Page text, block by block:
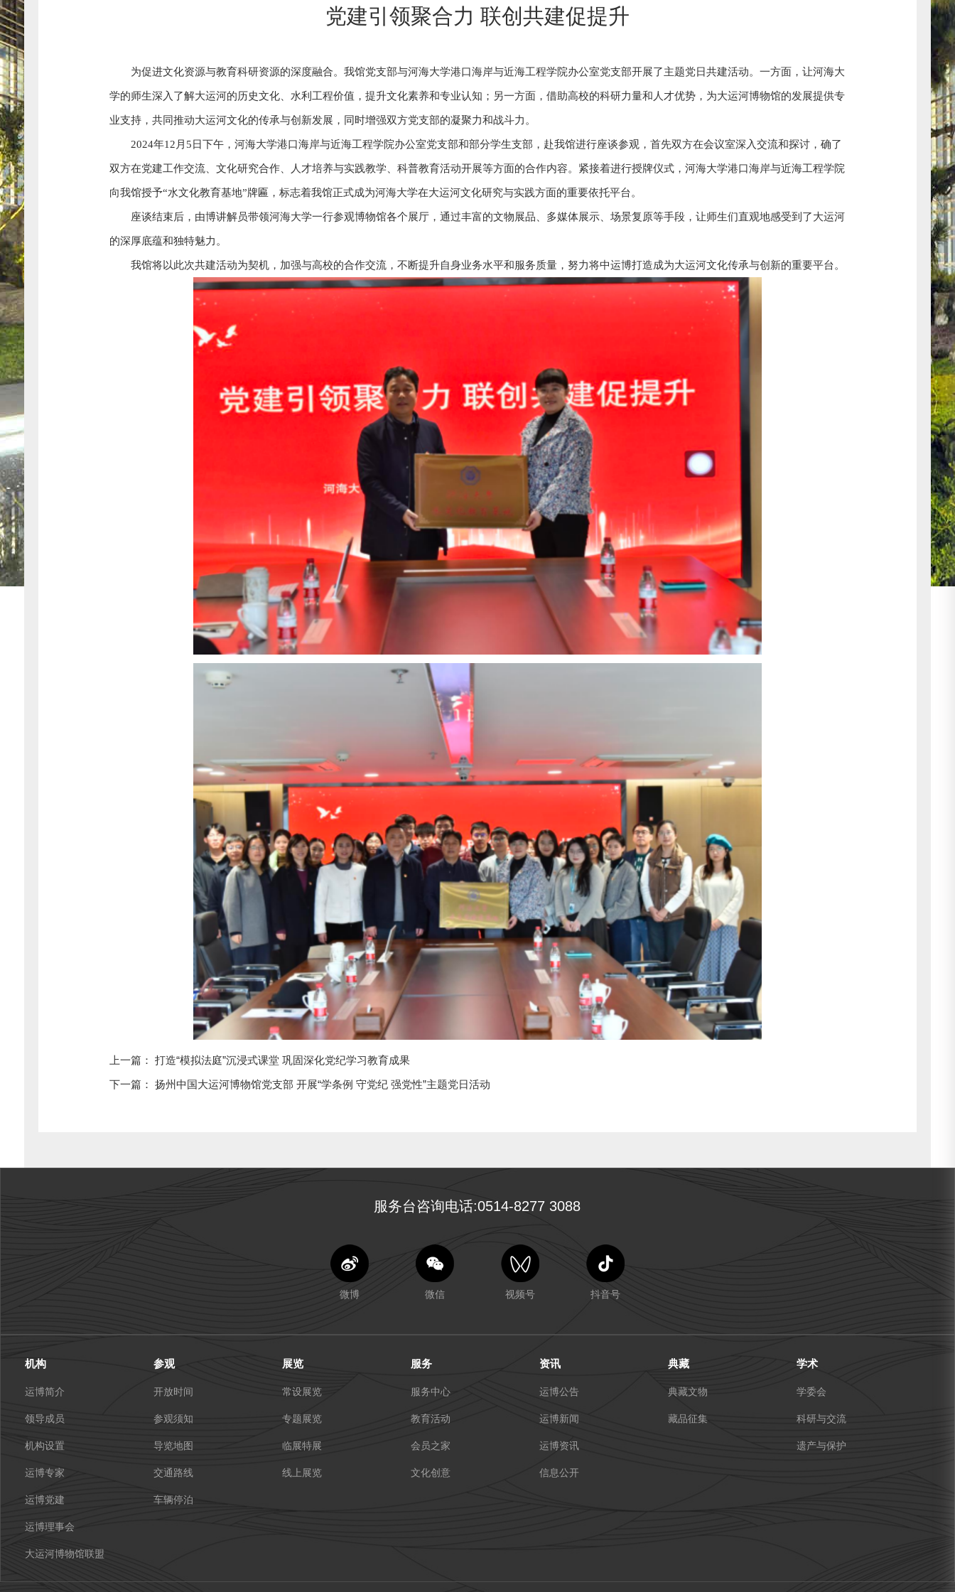
党建引领聚合力 联创共建促提升
为促进文化资源与教育科研资源的深度融合。我馆党支部与河海大学港口海岸与近海工程学院办公室党支部开展了主题党日共建活动。一方面，让河海大
学的师生深入了解大运河的历史文化、水利工程价值，提升文化素养和专业认知；另一方面，借助高校的科研力量和人才优势，为大运河博物馆的发展提供专
业支持，共同推动大运河文化的传承与创新发展，同时增强双方党支部的凝聚力和战斗力。
2024年12月5日下午，河海大学港口海岸与近海工程学院办公室党支部和部分学生支部，赴我馆进行座谈参观，首先双方在会议室深入交流和探讨，确了
双方在党建工作交流、文化研究合作、人才培养与实践教学、科普教育活动开展等方面的合作内容。紧接着进行授牌仪式，河海大学港口海岸与近海工程学院
向我馆授予“水文化教育基地”牌匾，标志着我馆正式成为河海大学在大运河文化研究与实践方面的重要依托平台。
座谈结束后，由博讲解员带领河海大学一行参观博物馆各个展厅，通过丰富的文物展品、多媒体展示、场景复原等手段，让师生们直观地感受到了大运河
的深厚底蕴和独特魅力。
我馆将以此次共建活动为契机，加强与高校的合作交流，不断提升自身业务水平和服务质量，努力将中运博打造成为大运河文化传承与创新的重要平台。
上一篇： 打造“模拟法庭”沉浸式课堂 巩固深化党纪学习教育成果
下一篇： 扬州中国大运河博物馆党支部 开展“学条例 守党纪 强党性”主题党日活动
服务台咨询电话:0514-8277 3088
微博 微信 视频号 抖音号
机构
运博简介
领导成员
机构设置
运博专家
运博党建
运博理事会
大运河博物馆联盟
参观
开放时间
参观须知
导览地图
交通路线
车辆停泊
展览
常设展览
专题展览
临展特展
线上展览
服务
服务中心
教育活动
会员之家
文化创意
资讯
运博公告
运博新闻
运博资讯
信息公开
典藏
典藏文物
藏品征集
学术
学委会
科研与交流
遗产与保护